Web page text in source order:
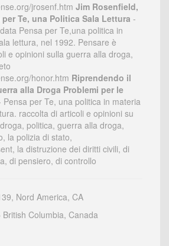
jrosenf.htm Jim Rosenfield,
Te, una Politica Sala Lettura -
Pensa per Te,una politica in
lettura, nel 1992. Pensare è
e opinioni sulla guerra alla droga,
honor.htm Riprendendo il
alla Droga Problemi per le
Pensa per Te, una politica in materia
raccolta di articoli e opinioni su
politica, guerra alla droga,
la polizia di stato,
la distruzione dei diritti civili, di
di pensiero, di controllo
Nord America, CA
Columbia, Canada